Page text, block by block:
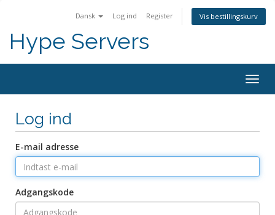
Dansk Log ind Register Vis bestillingskurv
Hype Servers
Log ind
E-mail adresse
Adgangskode